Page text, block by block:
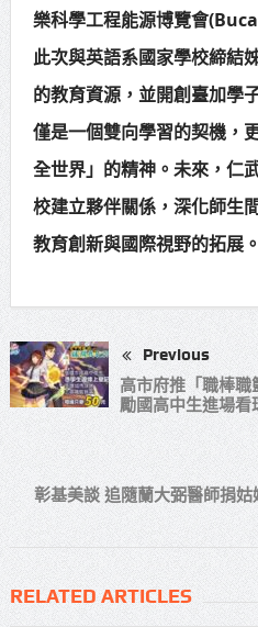
樂科學工程能源博覽會
此次與英語系國家學校締結
的教育資源，並開創臺加學
僅是一個雙向學習的契機，
全世界」的精神。未來，仁
校建立夥伴關係，深化師生
教育創新與國際視野的拓展
Previous
高市府推「職棒
勵國高中生進場看
彰基美談 追隨蘭大弼醫師捐
RELATED ARTICLES